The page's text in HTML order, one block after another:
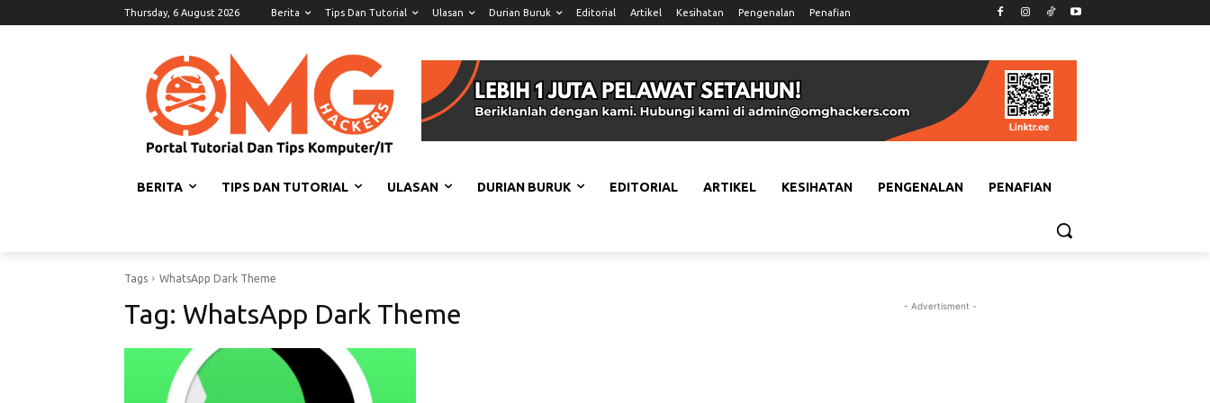
Thursday, 6 August 2026 Berita Tips Dan Tutorial Ulasan Durian Buruk Editorial Artikel Kesihatan Pengenalan Penafian
BERITA TIPS DAN TUTORIAL ULASAN DURIAN BURUK EDITORIAL ARTIKEL KESIHATAN PENGENALAN PENAFIAN
Tags WhatsApp Dark Theme
Tag: WhatsApp Dark Theme - Advertisment -